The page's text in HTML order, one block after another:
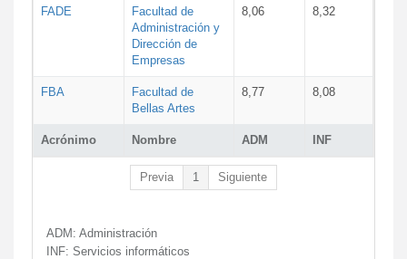
Acrónimo Nombre ADM INF
FADE
Facultad de
Administración y
Dirección de
Empresas
8,06 8,32
FBA
Facultad de
Bellas Artes
8,77 8,08
Previa 1 Siguiente
ADM: Administración
INF: Servicios informáticos